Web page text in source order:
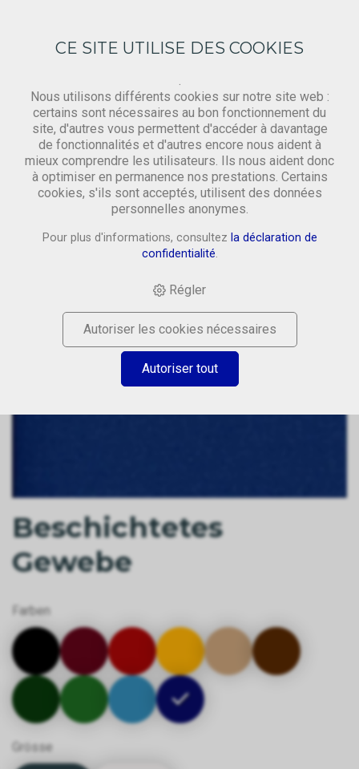
Gewebe
HOME › SHOP › MATERIAL › GEWEBE › BESCHICHTETES
GEWEBE: TINTE, 35CM BAHN
Beschichtetes
Gewebe
Farben
Grösse
CE SITE UTILISE DES COOKIES
.
Nous utilisons différents cookies sur notre site web :
certains sont nécessaires au bon fonctionnement du
site, d'autres vous permettent d'accéder à davantage
de fonctionnalités et d'autres encore nous aident à
mieux comprendre les utilisateurs. Ils nous aident donc
à optimiser en permanence nos prestations. Certains
cookies, s'ils sont acceptés, utilisent des données
personnelles anonymes.
Pour plus d'informations, consultez la déclaration de
confidentialité.
Régler
Autoriser les cookies nécessaires
Autoriser tout